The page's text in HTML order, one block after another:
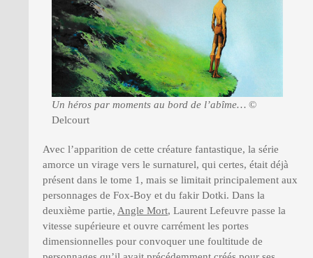
Un héros par moments au bord de l’abîme… ©
Delcourt
Avec l’apparition de cette créature fantastique, la série
amorce un virage vers le surnaturel, qui certes, était déjà
présent dans le tome 1, mais se limitait principalement aux
personnages de Fox-Boy et du fakir Dotki. Dans la
deuxième partie, Angle Mort, Laurent Lefeuvre passe la
vitesse supérieure et ouvre carrément les portes
dimensionnelles pour convoquer une foultitude de